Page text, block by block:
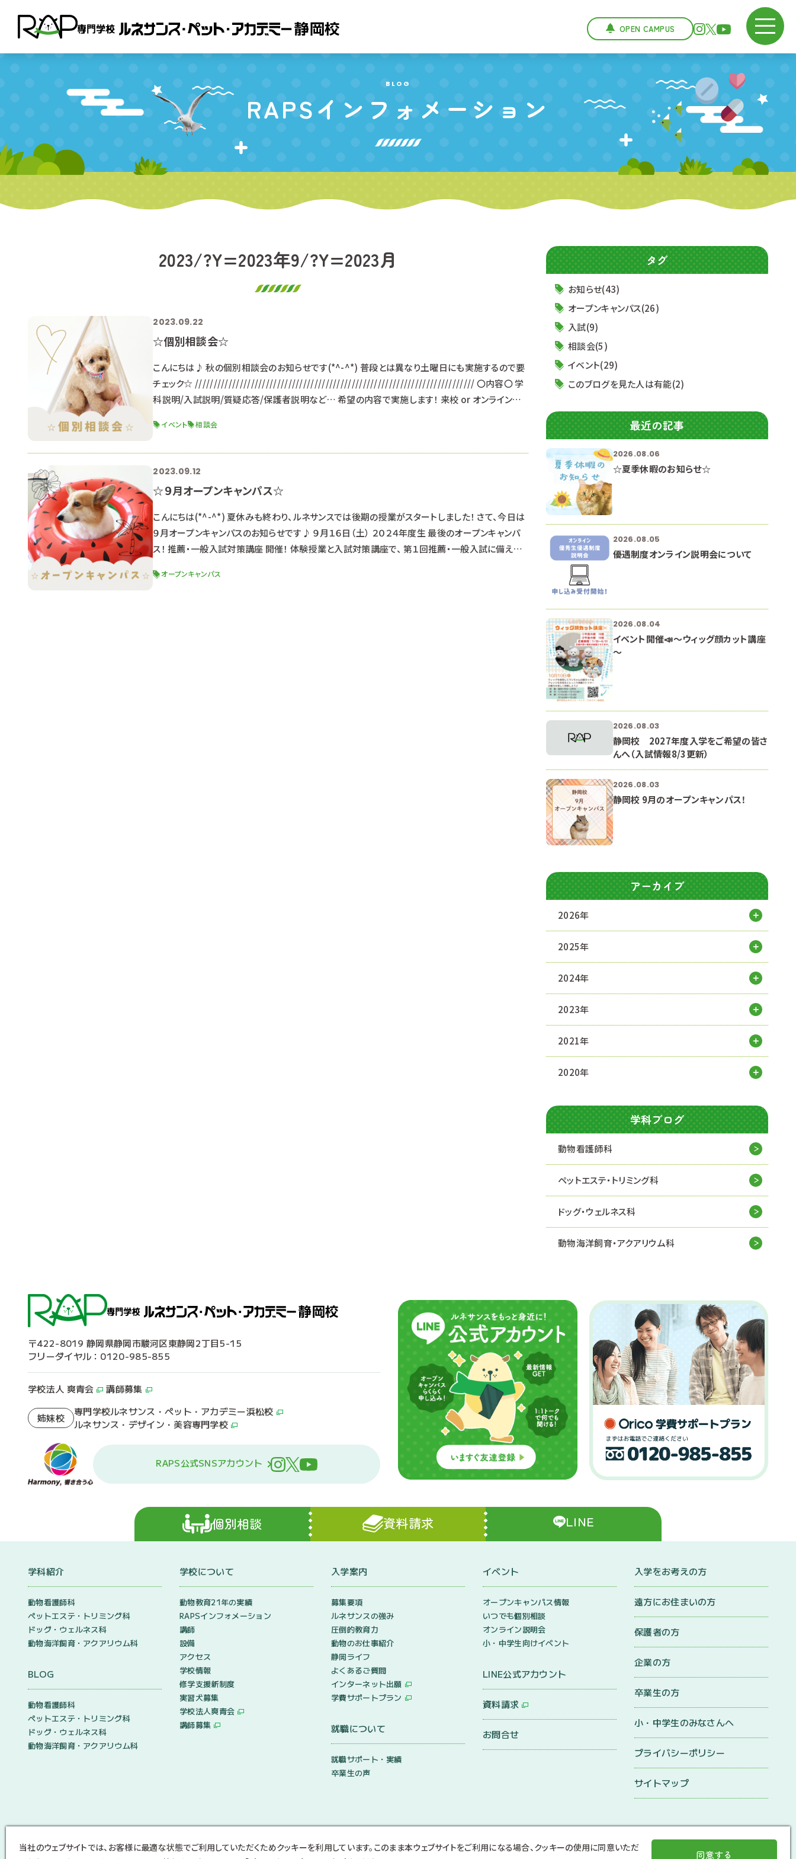
OPEN CAMPUS
BLOG
RAPSインフォメーション
2023/?Y=2023年9/?Y=2023月
2023.09.22
☆個別相談会☆
こんにちは♪ 秋の個別相談会のお知らせです(*^-^*) 普段とは異なり土曜日にも実施するので要
チェック☆ /////////////////////////////////////////////////////////////////////////// 〇内容〇 学
科説明/入試説明/質疑応答/保護者説明など… 希望の内容で実施します！ 来校 or オンラインど
談ください。 （平日のみ受付中
イベント 相談会
2023.09.12
☆９月オープンキャンパス☆
こんにちは(*^-^*) 夏休みも終わり、ルネサンスでは後期の授業がスタートしました！ さて、今日は
９月オープンキャンパスのお知らせです♪ ９月１６日（土） ２０２４年度生 最後のオープンキャンパ
ス！ 推薦・一般入試対策講座 開催！ 体験授業と入試対策講座で、 第１回推薦・一般入試に備えよ
クロチップ ＋ 健康寿命を延ばそう！デンタルケアの重要性 ▼ペットエステ・トリミング科 RAPで癒
オープンキャンパス
タグ
お知らせ(43)
オープンキャンパス(26)
入試(9)
相談会(5)
イベント(29)
このブログを見た人は有能(2)
最近の記事
2026.08.06
☆夏季休暇のお知らせ☆
2026.08.05
優遇制度オンライン説明会について
2026.08.04
イベント開催📣～ウィッグ顔カット講座
～
2026.08.03
静岡校 2027年度入学をご希望の皆さ
んへ（入試情報8/3更新）
2026.08.03
静岡校 9月のオープンキャンパス！
アーカイブ
2026年
2025年
2024年
2023年
2021年
2020年
学科ブログ
動物看護師科
ペットエステ・トリミング科
ドッグ・ウェルネス科
動物海洋飼育・アクアリウム科
〒422-8019 静岡県静岡市駿河区東静岡2丁目5-15
フリーダイヤル：0120-985-855
学校法人 爽青会 講師募集
姉妹校
専門学校ルネサンス・ペット・アカデミー浜松校
ルネサンス・デザイン・美容専門学校
RAPS公式SNSアカウント
個別相談 資料請求 LINE
学科紹介
動物看護師科
ペットエステ・トリミング科
ドッグ・ウェルネス科
動物海洋飼育・アクアリウム科
BLOG
動物看護師科
ペットエステ・トリミング科
ドッグ・ウェルネス科
動物海洋飼育・アクアリウム科
学校について
動物教育21年の実績
RAPSインフォメーション
講師
設備
アクセス
学校情報
修学支援新制度
実習犬募集
学校法人爽青会
講師募集
入学案内
募集要項
ルネサンスの強み
圧倒的教育力
動物のお仕事紹介
静岡ライフ
よくあるご質問
インターネット出願
学費サポートプラン
就職について
就職サポート・実績
卒業生の声
イベント
オープンキャンパス情報
いつでも個別相談
オンライン説明会
小・中学生向けイベント
LINE公式アカウント
資料請求
お問合せ
入学をお考えの方
遠方にお住まいの方
保護者の方
企業の方
卒業生の方
小・中学生のみなさんへ
プライバシーポリシー
サイトマップ
当社のウェブサイトでは、お客様に最適な状態でご利用していただくためクッキーを利用しています。このまま本ウェブサイトをご利用になる場合、クッキーの使用に同意いただ
同意する